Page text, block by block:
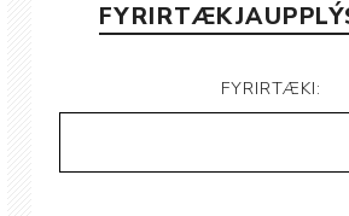
FYRIRTÆKI: